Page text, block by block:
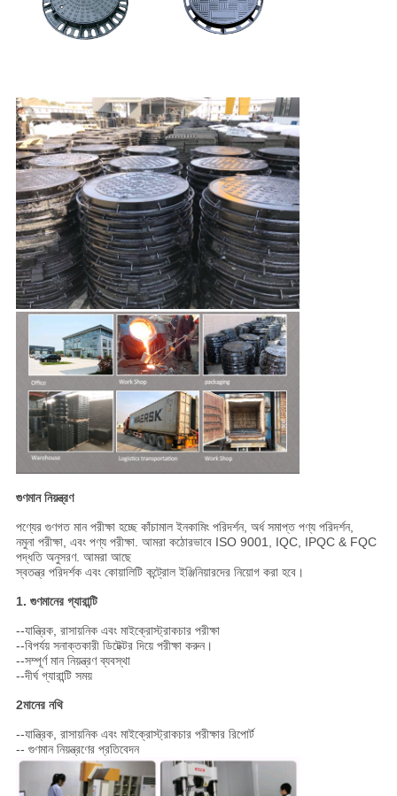
গুণমান নিয়ন্ত্রণ
পণ্যের গুণগত মান পরীক্ষা হচ্ছে কাঁচামাল ইনকামিং পরিদর্শন, অর্ধ সমাপ্ত পণ্য পরিদর্শন,
নমুনা পরীক্ষা, এবং পণ্য পরীক্ষা. আমরা কঠোরভাবে ISO 9001, IQC, IPQC & FQC
পদ্ধতি অনুসরণ. আমরা আছে
স্বতন্ত্র পরিদর্শক এবং কোয়ালিটি কন্ট্রোল ইঞ্জিনিয়ারদের নিয়োগ করা হবে।
1. গুণমানের গ্যারান্টি
--যান্ত্রিক, রাসায়নিক এবং মাইক্রোস্ট্রাকচার পরীক্ষা
--বিপর্যয় সনাক্তকারী ডিটেক্টর দিয়ে পরীক্ষা করুন।
--সম্পূর্ণ মান নিয়ন্ত্রণ ব্যবস্থা
--দীর্ঘ গ্যারান্টি সময়
2মানের নথি
--যান্ত্রিক, রাসায়নিক এবং মাইক্রোস্ট্রাকচার পরীক্ষার রিপোর্ট
-- গুণমান নিয়ন্ত্রণের প্রতিবেদন